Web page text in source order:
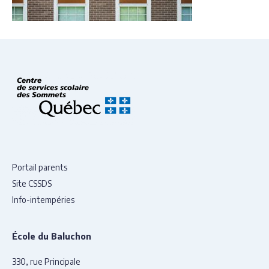
Portail parents
Site CSSDS
Info-intempéries
École du Baluchon
330, rue Principale